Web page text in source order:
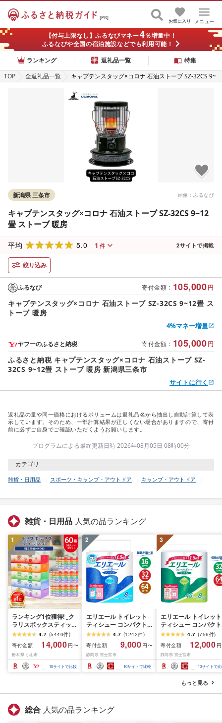
[PR]
メニュー
お気に入り
【付与上限なし】ふるなびマネー4％増量中！
ふるなびや全国の宿泊施設などでも利用可能！
ランキング
返礼品一覧
特集
TOP
全返礼品一覧
キャプテンスタッグ×コロナ 石油ストーブ SZ-32CS 9~
画像：ふるなび
新潟県 三条市
キャプテンスタッグ×コロナ 石油ストーブ SZ-32CS 9~12
畳 ストーブ 暖房
平均 5.0 1 件 2サイトで掲載
絞り込み
寄付金額 : 105,000円
ふるなび
キャプテンスタッグ×コロナ 石油ストーブ SZ-32CS 9~12畳 ス
トーブ 暖房
4%マネー増量
寄付金額 : 105,000円
ヤフーのふるさと納税
ふるさと納税 キャプテンスタッグ×コロナ 石油ストーブ SZ-
32CS 9~12畳 ストーブ 暖房 新潟県三条市
サイトに行く
返礼品の量や同一価格におけるボリュームは返礼品名から抽出し自動計算して表
示しています。そのため、一部計算結果が正しくない場合がありますので、寄付
前に必ずご自身でご確認いただくようお願いします。
プログラムによる最終更新日時 2026年08月05日 08時00分
カテゴリ
雑貨・日用品 スポーツ・キャンプ・アウトドア キャンプ・アウトドア
雑貨・日用品 人気の品ランキング
1
ランキング1位獲得! _ク
ラリスボックスティッシ
ュ60箱(1箱220組(440
枚))(5個入り×12セット)_
ティッシュ ティッシュ
ペーパー 日用品 常備品
生活用品 まとめ買い [配
送不可地域:離島・沖縄
4.7 (5440件)
寄付金額
14,000 円〜
栃木県 小山市
10サイトで比較
2
エリエール トイレット
ティシュー コンパクト
シングル [個数が選べ
る:16・32・64 ロール]
1.5倍巻 82.5m トイレッ
トペーパー シングル パ
ルプ100% 香りつき 日用
品 消耗品 備蓄 ふるさと
4.7 (1242件)
寄付金額
9,000 円〜
静岡県 富士宮市
10サイトで比較
3
エリエール トイレット
ティシュー コンパクト
ダブル [選べるロール
数:32・64 ロール] 1.5
巻 45m トイレットペ
パー ダブル パルプ
香りつき 日用品 消耗
備蓄 ふるさと納税 ふ
さと 送料無料 静岡県
4.7 (756件)
寄付金額
12,000
静岡県 富士宮市
10サイトで
もっと見る
総合 人気の品ランキング